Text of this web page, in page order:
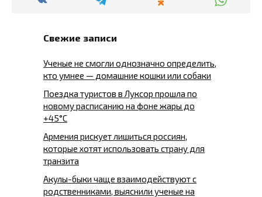
Свежие записи
Ученые не смогли однозначно определить,
кто умнее — домашние кошки или собаки
Поездка туристов в Луксор прошла по
новому расписанию на фоне жары до
+45°C
Армения рискует лишиться россиян,
которые хотят использовать страну для
транзита
Акулы-быки чаще взаимодействуют с
родственниками, выяснили ученые на